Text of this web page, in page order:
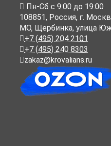
Пн-Cб с 9:00 до 19:00
108851, Россия, г.
МО, Щербинка, улица
+7 (495) 204 2101
+7 (495) 240 8303
zakaz@krovalians.ru